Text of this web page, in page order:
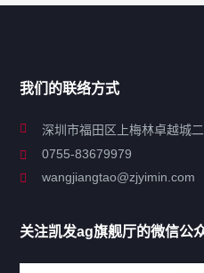
联系凯发ag旗舰厅
我们的联络方式
深圳市福田区上梅林卓越城
0755-83679979
wangjiangtao@zjyimin.com
关注凯发ag旗舰厅的微信公